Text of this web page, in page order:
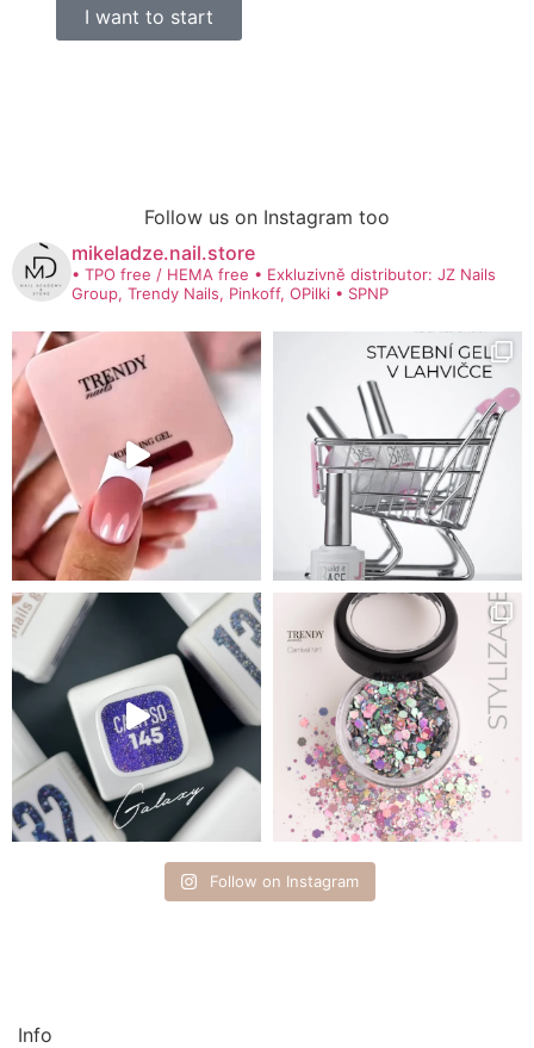
I want to start
Follow us on Instagram too
mikeladze.nail.store
• TPO free / HEMA free • Exkluzivně distributor: JZ Nails
Group, Trendy Nails, Pinkoff, OPilki • SPNP
Follow on Instagram
Info